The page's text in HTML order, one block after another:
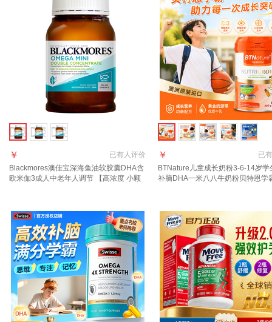
已有人评价
￥
Blackmores澳佳宝深海鱼油软胶囊DHA含
欧米伽3成人中老年人调节 【高浓度 小颗
已有
￥
BTNature儿童成长奶粉3-6-14岁学
补脑DHA一米八八牛奶粉贝特恩学